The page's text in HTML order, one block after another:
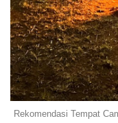
Rekomendasi Tempat